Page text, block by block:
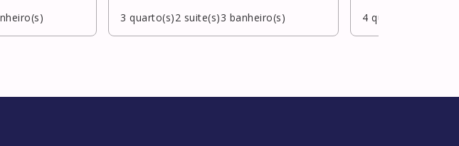
3 quarto(s)2 suite(s)3 banheiro(s)
4 quarto(s)